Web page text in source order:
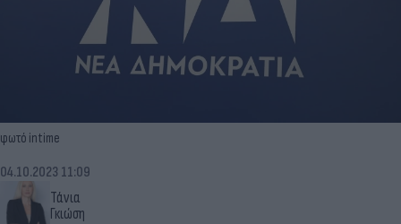
φωτό intime
Τάνια
Γκιώση
04.10.2023 11:09